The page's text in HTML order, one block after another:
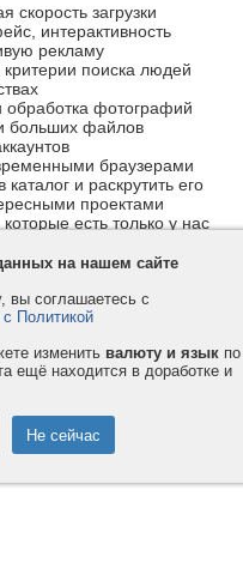
скорость загрузки
интерактивность
рекламу
поиска людей
фотографий
больших файлов
браузерами
и раскрутить его
проектами
есть только у нас
Privacy и Cookie
Помощь
- Все права защищены.
на нашем сайте
вы соглашаетесь с
Политикой
изменить валюту и язык по
ещё находится в доработке и